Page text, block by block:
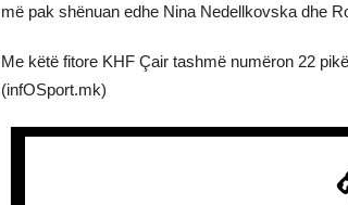
më pak shënuan edhe Nina Nedellkovska dhe
Me këtë fitore KHF Çair tashmë numëron 22
(infOSport.mk)